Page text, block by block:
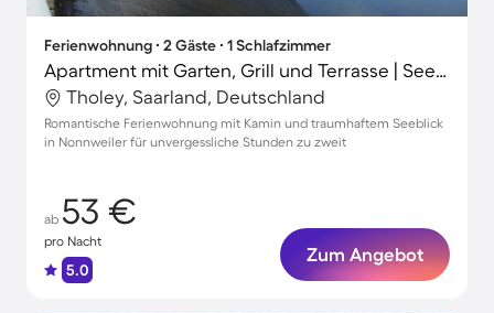
Ferienwohnung ∙ 2 Gäste ∙ 1 Schlafzimmer
Apartment mit Garten, Grill und Terrasse | Seeblick
Tholey, Saarland, Deutschland
Romantische Ferienwohnung mit Kamin und traumhaftem Seeblick
in Nonnweiler für unvergessliche Stunden zu zweit
ab 53 €
pro Nacht
5.0
Zum Angebot